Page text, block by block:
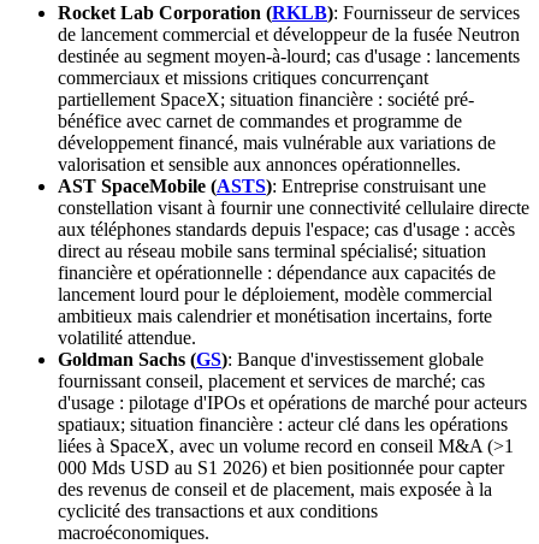
Rocket Lab Corporation (RKLB): Fournisseur de services
de lancement commercial et développeur de la fusée Neutron
destinée au segment moyen-à-lourd; cas d'usage : lancements
commerciaux et missions critiques concurrençant
partiellement SpaceX; situation financière : société pré-
bénéfice avec carnet de commandes et programme de
développement financé, mais vulnérable aux variations de
valorisation et sensible aux annonces opérationnelles.
AST SpaceMobile (ASTS): Entreprise construisant une
constellation visant à fournir une connectivité cellulaire directe
aux téléphones standards depuis l'espace; cas d'usage : accès
direct au réseau mobile sans terminal spécialisé; situation
financière et opérationnelle : dépendance aux capacités de
lancement lourd pour le déploiement, modèle commercial
ambitieux mais calendrier et monétisation incertains, forte
volatilité attendue.
Goldman Sachs (GS): Banque d'investissement globale
fournissant conseil, placement et services de marché; cas
d'usage : pilotage d'IPOs et opérations de marché pour acteurs
spatiaux; situation financière : acteur clé dans les opérations
liées à SpaceX, avec un volume record en conseil M&A (>1
000 Mds USD au S1 2026) et bien positionnée pour capter
des revenus de conseil et de placement, mais exposée à la
cyclicité des transactions et aux conditions
macroéconomiques.